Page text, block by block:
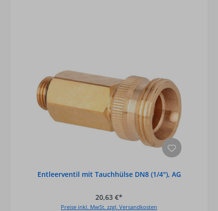
Entleerventil mit Tauchhülse DN8 (1/4"), AG
20,63 €*
Preise inkl. MwSt. zzgl. Versandkosten